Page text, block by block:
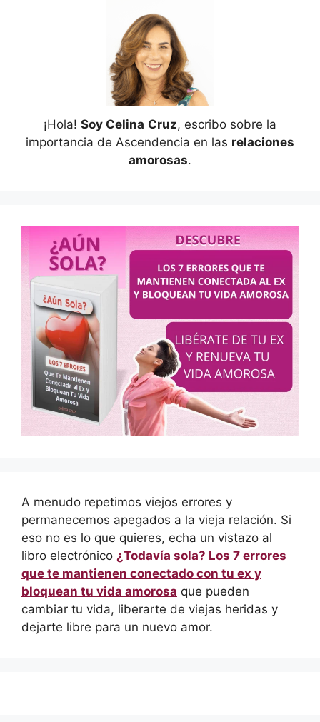
¡Hola! Soy Celina Cruz, escribo sobre la
importancia de Ascendencia en las relaciones
amorosas.
A menudo repetimos viejos errores y
permanecemos apegados a la vieja relación. Si
eso no es lo que quieres, echa un vistazo al
libro electrónico ¿Todavía sola? Los 7 errores
que te mantienen conectado con tu ex y
bloquean tu vida amorosa que pueden
cambiar tu vida, liberarte de viejas heridas y
dejarte libre para un nuevo amor.